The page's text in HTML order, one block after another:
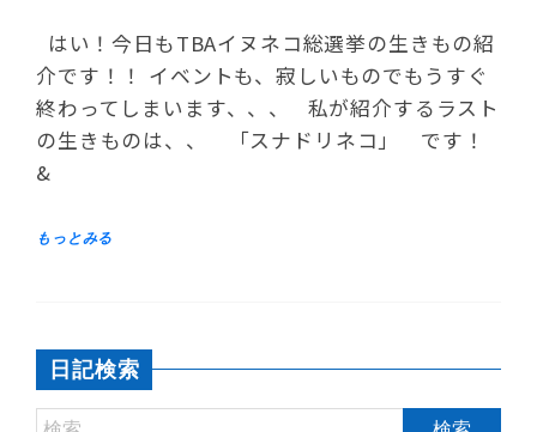
はい！今日もTBAイヌネコ総選挙の生きもの紹
介です！！ イベントも、寂しいものでもうすぐ
終わってしまいます、、、 私が紹介するラスト
の生きものは、、 「スナドリネコ」 です！
&
日記検索